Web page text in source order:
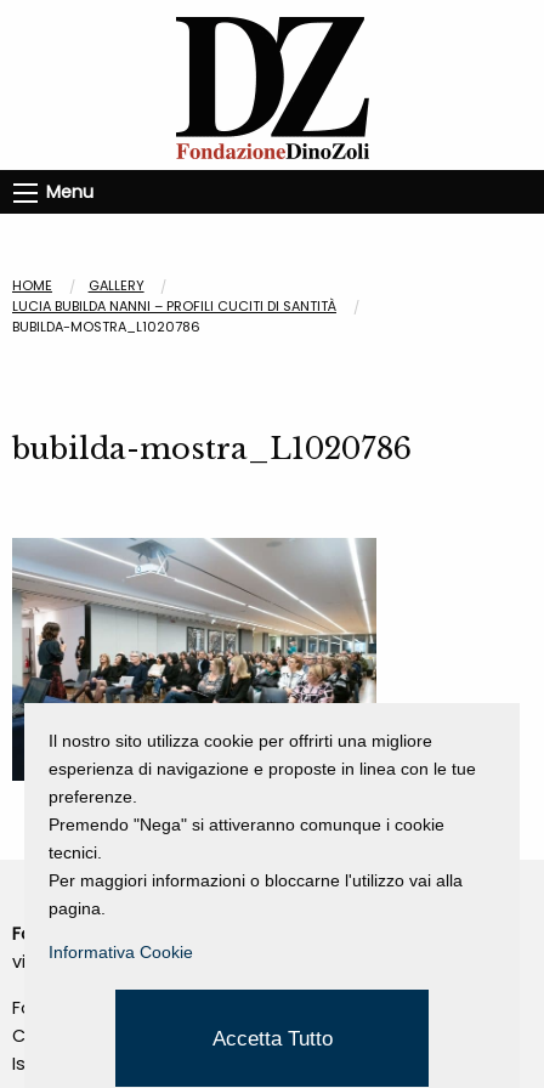
Menu
HOME
GALLERY
LUCIA BUBILDA NANNI – PROFILI CUCITI DI SANTITÀ
BUBILDA-MOSTRA_L1020786
bubilda-mostra_L1020786
Fondazione Dino Zoli
viale Bologna 288, Forlì
Fondo dot. euro 285.000 i.v.
CF e P.IVA 03692820404
Isc.Reg Per.Giu. n. 10404
Il nostro sito utilizza cookie per offrirti una migliore
esperienza di navigazione e proposte in linea con le tue
preferenze.
Premendo "Nega" si attiveranno comunque i cookie
tecnici.
Per maggiori informazioni o bloccarne l'utilizzo vai alla
pagina.
Informativa Cookie
Accetta Tutto